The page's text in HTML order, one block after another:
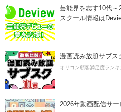
芸能界を志す10代～
スクール情報は
漫画読み放題サブス
オリコン顧客満足度ランキ
2026年動画配信サー